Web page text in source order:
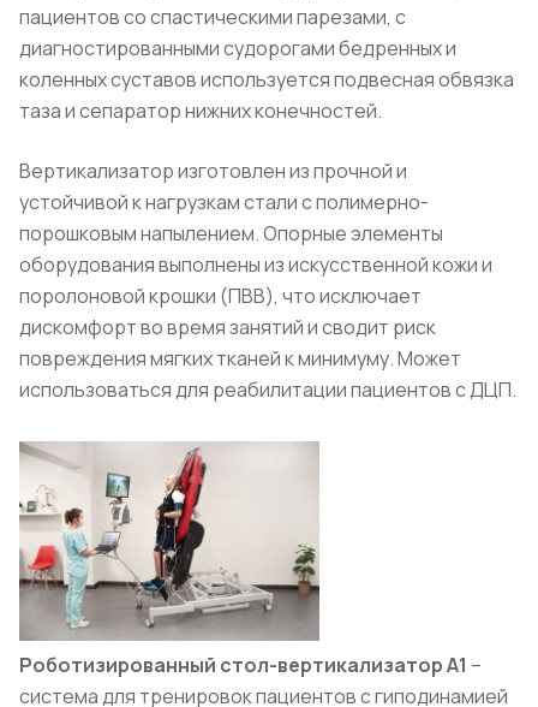
пациентов со спастическими парезами, с
диагностированными судорогами бедренных и
коленных суставов используется подвесная обвязка
таза и сепаратор нижних конечностей.
Вертикализатор изготовлен из прочной и
устойчивой к нагрузкам стали с полимерно-
порошковым напылением. Опорные элементы
оборудования выполнены из искусственной кожи и
поролоновой крошки (ПВВ), что исключает
дискомфорт во время занятий и сводит риск
повреждения мягких тканей к минимуму. Может
использоваться для реабилитации пациентов с ДЦП.
Роботизированный стол-вертикализатор А1 –
система для тренировок пациентов с гиподинамией